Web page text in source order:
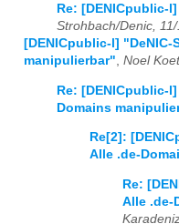
Re: [DENICpublic-
Strohbach/Denic,
[DENICpublic-l]
manipulierbar", Noel
Re: [DENICpublic-
Domains
Re[2]:
Alle .de-
Re:
Alle .de-